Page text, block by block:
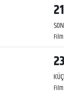
Film
Film